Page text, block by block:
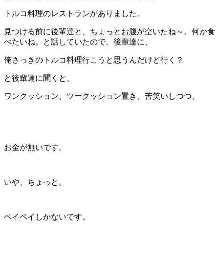
トルコ料理のレストランがありました。
見つける前に後輩達と、ちょっとお腹が空いたね～。何か食
べたいね。と話していたので、後輩達に、
俺さっきのトルコ料理行こうと思うんだけど行く？
と後輩達に聞くと、
ワンクッション、ツークッション置き、苦笑いしつつ、
お金が無いです。
いや、ちょっと。
ペイペイしかないです。